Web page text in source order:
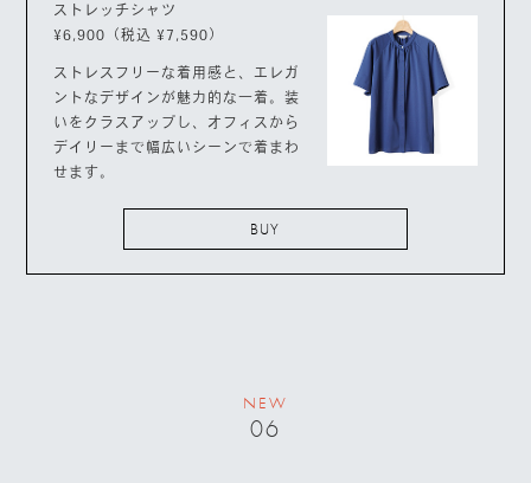
ストレッチシャツ
¥6,900（税込 ¥7,590）
ストレスフリーな着用感と、エレガ
ントなデザインが魅力的な一着。装
いをクラスアップし、オフィスから
デイリーまで幅広いシーンで着まわ
せます。
BUY
NEW
06